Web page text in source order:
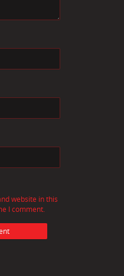
website in this
I comment.